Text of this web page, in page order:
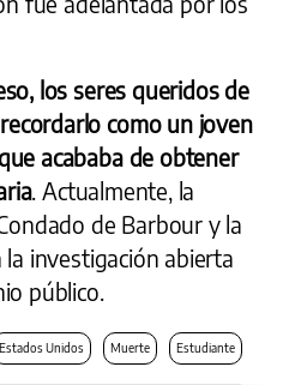
los seres queridos de
como un joven
acababa de obtener
. Actualmente, la
de Barbour y la
investigación abierta
público.
Estados Unidos Muerte Estudiante